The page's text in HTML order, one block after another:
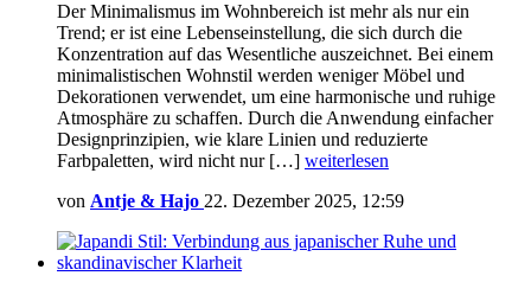
Der Minimalismus im Wohnbereich ist mehr als nur ein
Trend; er ist eine Lebenseinstellung, die sich durch die
Konzentration auf das Wesentliche auszeichnet. Bei einem
minimalistischen Wohnstil werden weniger Möbel und
Dekorationen verwendet, um eine harmonische und ruhige
Atmosphäre zu schaffen. Durch die Anwendung einfacher
Designprinzipien, wie klare Linien und reduzierte
Farbpaletten, wird nicht nur […] weiterlesen
von Antje & Hajo 22. Dezember 2025, 12:59